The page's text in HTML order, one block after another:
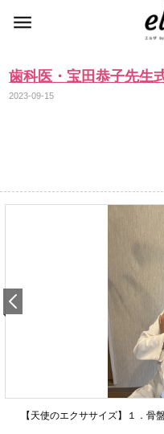
歯科医・宝田恭子先生
2023-09-15
【天使のエクササイズ】１．骨